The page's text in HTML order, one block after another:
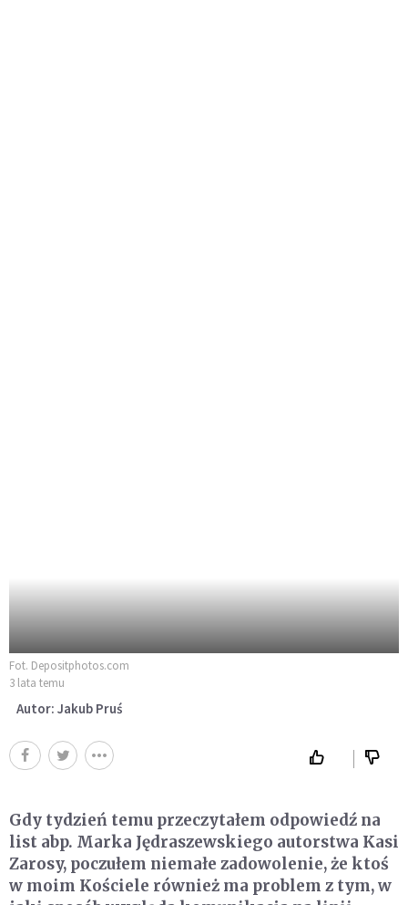
Fot. Depositphotos.com
3 lata temu
Autor: Jakub Pruś
Gdy tydzień temu przeczytałem odpowiedź na
list abp. Marka Jędraszewskiego autorstwa Kasi
Zarosy, poczułem niemałe zadowolenie, że ktoś
w moim Kościele również ma problem z tym, w